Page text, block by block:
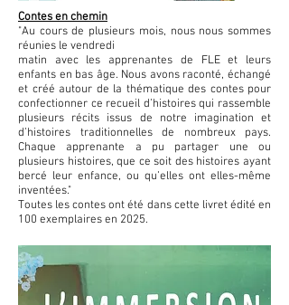
Contes en chemin
"Au cours de plusieurs mois, nous nous sommes
réunies le vendredi
matin avec les apprenantes de FLE et leurs
enfants en bas âge. Nous avons raconté, échangé
et créé autour de la thématique des contes pour
confectionner ce recueil d’histoires qui rassemble
plusieurs récits issus de notre imagination et
d’histoires traditionnelles de nombreux pays.
Chaque apprenante a pu partager une ou
plusieurs histoires, que ce soit des histoires ayant
bercé leur enfance, ou qu’elles ont elles-même
inventées."
Toutes les contes ont été dans cette livret édité en
100 exemplaires en 2025.